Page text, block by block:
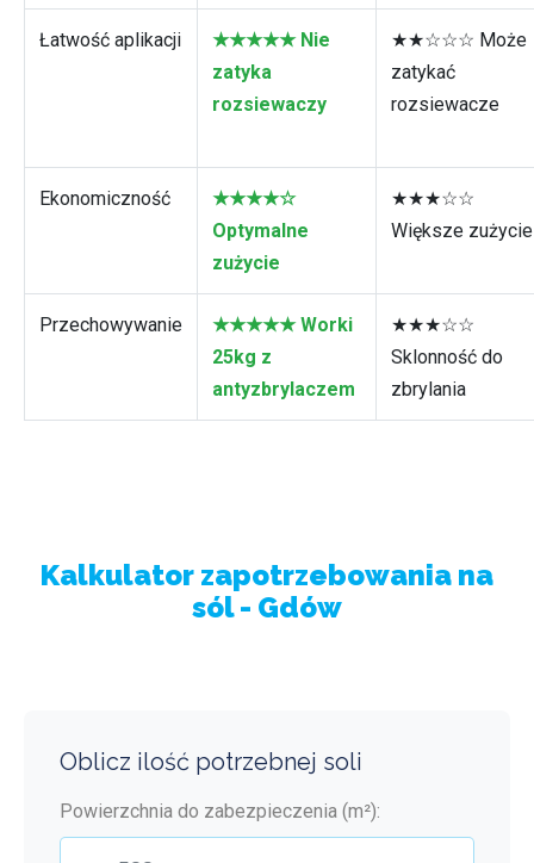
Łatwość aplikacji
★★★★★ Nie
zatyka
rozsiewaczy
★★☆☆☆ Może
zatykać
rozsiewacze
Ekonomiczność
★★★★☆
Optymalne
zużycie
★★★☆☆
Większe zużycie
Przechowywanie
★★★★★ Worki
25kg z
antyzbrylaczem
★★★☆☆
Sklonność do
zbrylania
Kalkulator zapotrzebowania na
sól - Gdów
Oblicz ilość potrzebnej soli
Powierzchnia do zabezpieczenia (m²):